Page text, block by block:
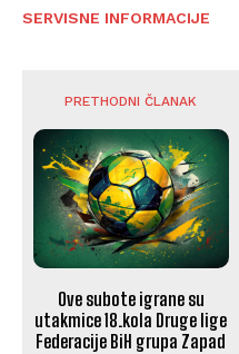
SERVISNE INFORMACIJE
PRETHODNI ČLANAK
Ove subote igrane su
utakmice 18.kola Druge lige
Federacije BiH grupa Zapad